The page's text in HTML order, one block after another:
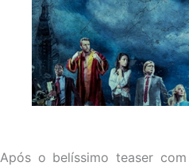
Após o belíssimo teaser